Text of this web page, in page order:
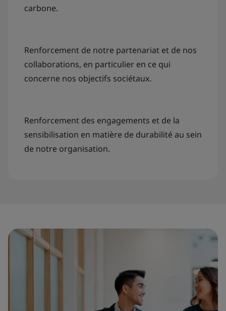
carbone.
Renforcement de notre partenariat et de nos
collaborations, en particulier en ce qui
concerne nos objectifs sociétaux.
Renforcement des engagements et de la
sensibilisation en matière de durabilité au sein
de notre organisation.